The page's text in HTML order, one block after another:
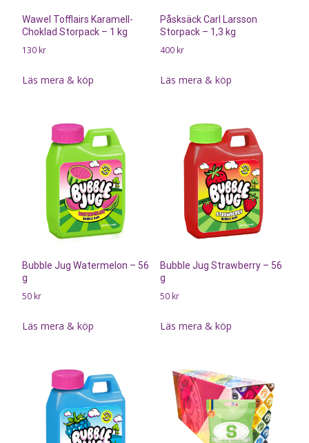
Wawel Tofflairs Karamell-
Choklad Storpack – 1 kg
130 kr
Läs mera & köp
Påsksäck Carl Larsson
Storpack – 1,3 kg
400 kr
Läs mera & köp
Bubble Jug Watermelon – 56
g
50 kr
Läs mera & köp
Bubble Jug Strawberry – 56
g
50 kr
Läs mera & köp